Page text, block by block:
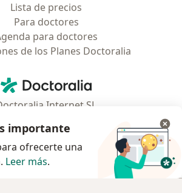
Lista de precios
Para doctores
para doctores
de los Planes Doctoralia
Doctoralia - Página de inicio
Internet SL
Barcelona, Spain
importante
ofrecerte una
Leer más.